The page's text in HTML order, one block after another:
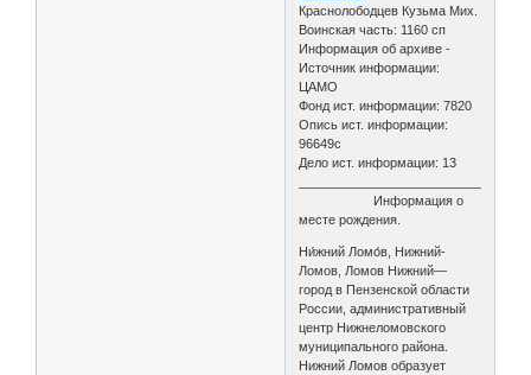
Краснолободцев Кузьма Мих.
Воинская часть: 1160 сп
Информация об архиве -
Источник информации:
ЦАМО
Фонд ист. информации: 7820
Опись ист. информации:
96649с
Дело ист. информации: 13
Информация о
месте рождения.
Ни́жний Ломо́в, Нижний-
Ломов, Ломов Нижний—
город в Пензенской области
России, административный
центр Нижнеломовского
муниципального района.
Нижний Ломов образует